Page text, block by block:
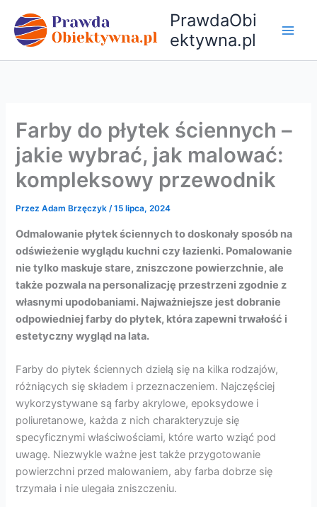
treści
PrawdaObi
ektywna.pl
Farby do płytek ściennych –
jakie wybrać, jak malować:
kompleksowy przewodnik
PrzezAdam Brzęczyk/15 lipca, 2024
Odmalowanie płytek ściennych to doskonały sposób na
odświeżenie wyglądu kuchni czy łazienki. Pomalowanie
nie tylko maskuje stare, zniszczone powierzchnie, ale
także pozwala na personalizację przestrzeni zgodnie z
własnymi upodobaniami. Najważniejsze jest dobranie
odpowiedniej farby do płytek, która zapewni trwałość i
estetyczny wygląd na lata.
Farby do płytek ściennych dzielą się na kilka rodzajów,
różniących się składem i przeznaczeniem. Najczęściej
wykorzystywane są farby akrylowe, epoksydowe i
poliuretanowe, każda z nich charakteryzuje się
specyficznymi właściwościami, które warto wziąć pod
uwagę. Niezwykle ważne jest także przygotowanie
powierzchni przed malowaniem, aby farba dobrze się
trzymała i nie ulegała zniszczeniu.